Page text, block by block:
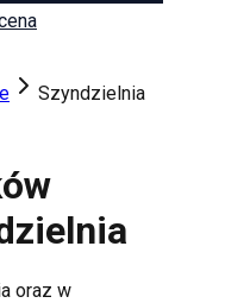
Szyndzielnia
oraz w